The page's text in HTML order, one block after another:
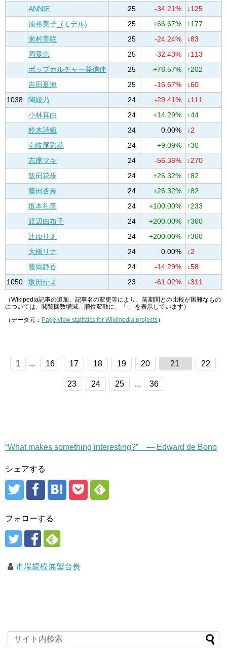
ANNIE
25 -34.21%
↓125
原裕美子_(モデル)
25 +66.67%
↑177
米村美咲
25 -24.24%
↓83
岡愛恵
25 -32.43%
↓113
ポップカルチャー発信使
25 +78.57%
↑202
吉田夏海
25 -16.67%
↓60
1038
関綾乃 24 -29.41%
↓111
小林真由
24 +14.29%
↑44
鈴木詩織
24 0.00%
↓2
壱岐尾彩花
24 +9.09%
↑30
志摩マキ
24 -56.36%
↓270
飯田花歩
24 +26.32%
↑82
藤田杏奈
24 +26.32%
↑82
坂本礼美
24 +100.00%
↑233
渡辺由布子
24 +200.00%
↑360
辻ゆりえ
24 +200.00%
↑360
大橋リナ
24 0.00%
↓2
藤岡静香
24 -14.29%
↓58
1050
坂田かよ 23 -61.02% ↓311
（Wikipedia記事の追加、記事名の変更等により、前期間との比較が困難なもの
については、閲覧回数増減、順位変動に、「-」を表示しています）
（データ元： Page view statistics for Wikimedia projects）
1 ... 16 17 18 19 20 21 22
23 24 25 ... 36
“What makes something interesting?” — Edward de Bono
シェアする
フォローする
市場規模展望台長